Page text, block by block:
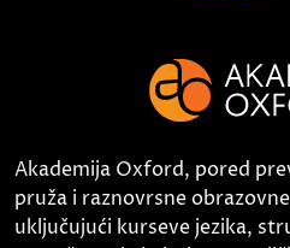
Akademija Oxford, pored
pruža i raznovrsne
uključujući kurseve jezika,